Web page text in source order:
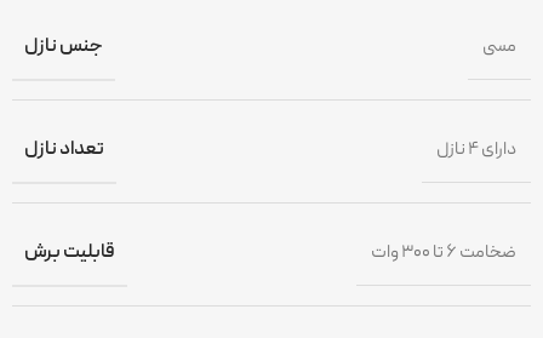
جنس نازل مسی
تعداد نازل دارای ۴ نازل
قابلیت برش ضخامت ۶ تا ۳۰۰ وات